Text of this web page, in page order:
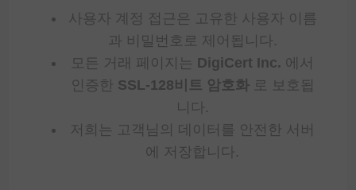
사용자 계정 접근은 고유한 사용자 이름
과 비밀번호로 제어됩니다.
모든 거래 페이지는 DigiCert Inc. 에서
인증한 SSL-128비트 암호화로 보호됩
니다.
저희는 고객님의 데이터를 안전한 서버
에 저장합니다.